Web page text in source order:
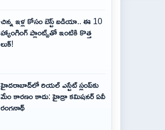
చిన్న ఇళ్ల కోసం బెస్ట్ ఐడియా.. ఈ 10
హ్యాంగింగ్ ప్లాంట్స్‌తో ఇంటికి కొత్త
లుక్!
హైదరాబాద్‌లో రియల్ ఎస్టేట్ స్లంప్‌కు
మేం కారణం కాదు: హైడ్రా కమిషనర్ ఏవీ
రంగనాథ్